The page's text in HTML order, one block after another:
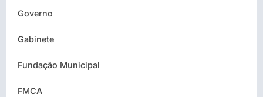
Governo
Gabinete
Fundação Municipal
FMCA